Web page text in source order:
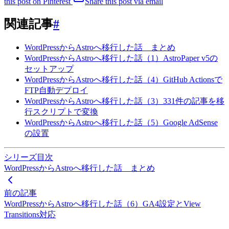
関連記事#
WordPressからAstroへ移行した話 まとめ
WordPressからAstroへ移行した話（1）AstroPaper v5の
セットアップ
WordPressからAstroへ移行した話（4）GitHub Actionsで
FTP自動デプロイ
WordPressからAstroへ移行した話（3）331件の記事を移
行スクリプトで変換
WordPressからAstroへ移行した話（5）Google AdSense
の設置
シリーズ目次
WordPressからAstroへ移行した話 まとめ
前の記事
WordPressからAstroへ移行した話（6）GA4設定とView
Transitions対応